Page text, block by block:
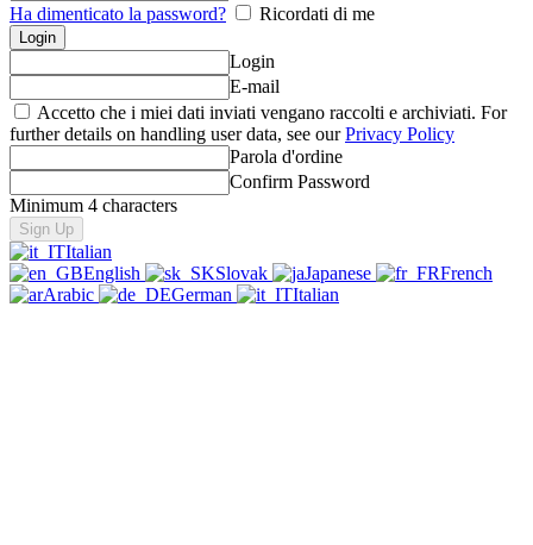
Ha dimenticato la password?
Ricordati di me
Login
E-mail
Accetto che i miei dati inviati vengano raccolti e archiviati. For
further details on handling user data, see ourPrivacy Policy
Parola d'ordine
Confirm Password
Minimum 4 characters
Italian
English
Slovak Japanese
French
Arabic
German Italian